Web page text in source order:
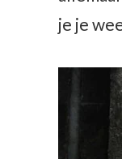
je je